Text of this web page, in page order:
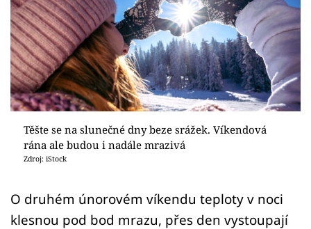
Sledujte prima+
Přihlášení
Sledujte nás
Těšte se na slunečné dny beze srážek. Víkendová
rána ale budou i nadále mrazivá
Zdroj: iStock
O druhém únorovém víkendu teploty v noci
klesnou pod bod mrazu, přes den vystoupají